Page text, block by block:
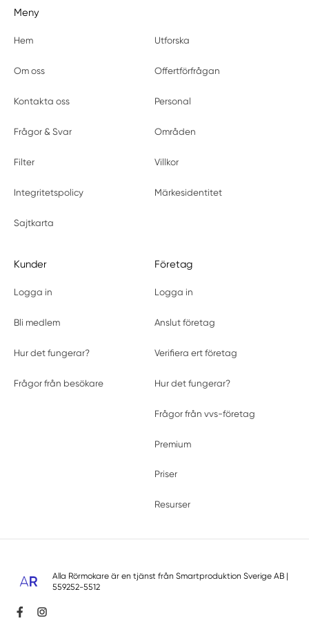
Meny
Hem Utforska
Om oss Offertförfrågan
Kontakta oss Personal
Frågor & Svar Områden
Filter Villkor
Integritetspolicy Märkesidentitet
Sajtkarta
Kunder
Logga in
Bli medlem
Hur det fungerar?
Frågor från besökare
Företag
Logga in
Anslut företag
Verifiera ert företag
Hur det fungerar?
Frågor från vvs-företag
Premium
Priser
Resurser
Alla Rörmokare är en tjänst frånSmartproduktion Sverige AB |
559252-5512